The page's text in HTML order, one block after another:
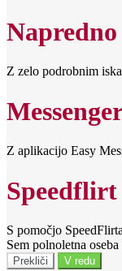
Z zelo podrobnim
Z aplikacijo Easy
Speedflirt
S pomočjo
Sem polnoletna
Prekliči V redu